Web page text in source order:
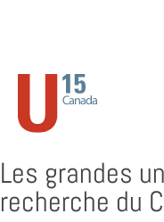
Les grandes
recherche du